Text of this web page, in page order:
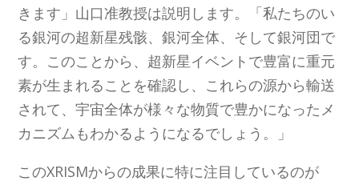
きます」山口准教授は説明します。「私たちのい
る銀河の超新星残骸、銀河全体、そして銀河団で
す。このことから、超新星イベントで豊富に重元
素が生まれることを確認し、これらの源から輸送
されて、宇宙全体が様々な物質で豊かになったメ
カニズムもわかるようになるでしょう。」
このXRISMからの成果に特に注目しているのが